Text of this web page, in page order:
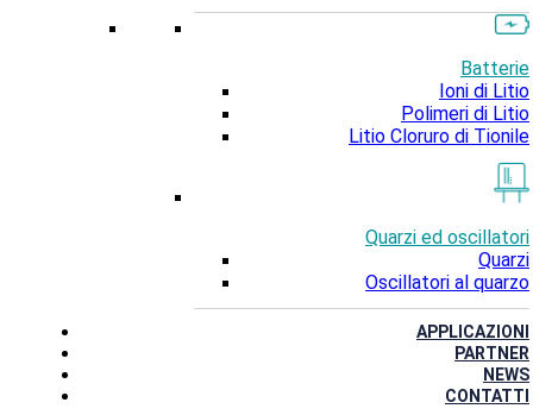
Batterie
Ioni di Litio
Polimeri di Litio
Litio Cloruro di Tionile
Quarzi ed oscillatori
Quarzi
Oscillatori al quarzo
APPLICAZIONI
PARTNER
NEWS
CONTATTI